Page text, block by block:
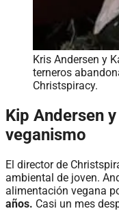
Kris Andersen y
terneros
Christspiracy.
Kip Andersen
veganismo
El director de
ambiental de joven.
alimentación vegana
años. Casi un mes